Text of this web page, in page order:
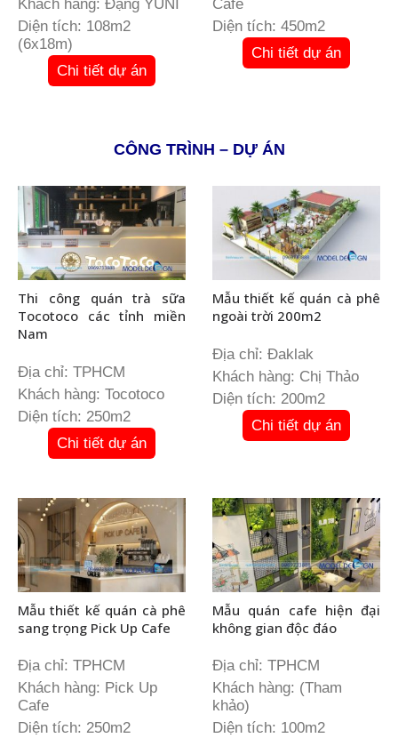
Khách hàng: Đặng YUNI
Diện tích: 108m2
(6x18m)
Chi tiết dự án
Cafe
Diện tích: 450m2
Chi tiết dự án
CÔNG TRÌNH – DỰ ÁN
Thi công quán trà sữa
Tocotoco các tỉnh miền
Nam
Địa chỉ: TPHCM
Khách hàng: Tocotoco
Diện tích: 250m2
Chi tiết dự án
Mẫu thiết kế quán cà phê
ngoài trời 200m2
Địa chỉ: Đaklak
Khách hàng: Chị Thảo
Diện tích: 200m2
Chi tiết dự án
Mẫu thiết kế quán cà phê
sang trọng Pick Up Cafe
Địa chỉ: TPHCM
Khách hàng: Pick Up
Cafe
Diện tích: 250m2
Mẫu quán cafe hiện đại
không gian độc đáo
Địa chỉ: TPHCM
Khách hàng: (Tham
khảo)
Diện tích: 100m2